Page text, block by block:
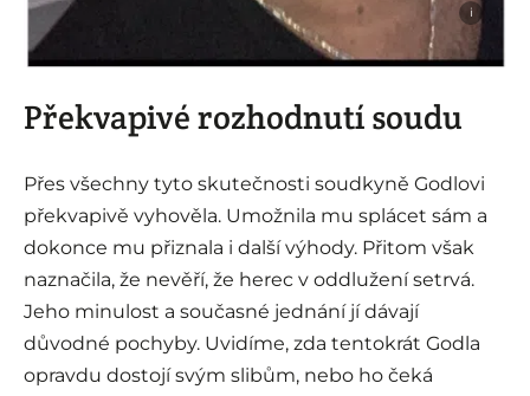
i
Překvapivé rozhodnutí soudu
Přes všechny tyto skutečnosti soudkyně Godlovi
překvapivě vyhověla. Umožnila mu splácet sám a
dokonce mu přiznala i další výhody. Přitom však
naznačila, že nevěří, že herec v oddlužení setrvá.
Jeho minulost a současné jednání jí dávají
důvodné pochyby. Uvidíme, zda tentokrát Godla
opravdu dostojí svým slibům, nebo ho čeká